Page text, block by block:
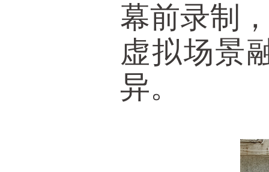
幕前录制
虚拟场景
异。